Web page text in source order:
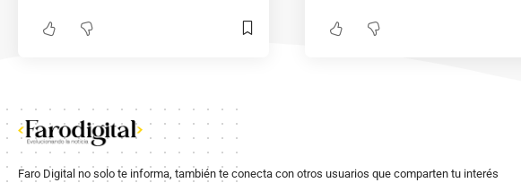
Faro Digital no solo te informa, también te conecta con otros usuarios que comparten tu interés